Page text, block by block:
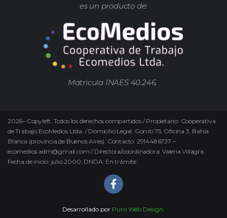
es un producto de:
Matrícula INAES 40.246.
2026– Copyleft. Todos los derechos compartidos / Propietario: Cooperativa
de Trabajo EcoMedios Ltda. / Domicilio Legal: Gorriti 75. Oficina 3. Bahía
Blanca (provincia de Buenos Aires). Contacto. 2914486737 –
ecomedios.adm@gmail.com / Directora/coordinadora: Valeria Villagra.
Fecha de inicio: julio 2000. DNDA: En trámite
Desarrollado por Puro Web Design.